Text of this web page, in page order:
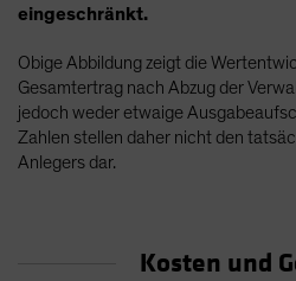
eingeschränkt.
Obige Abbildung zeigt die
Gesamtertrag nach Abzug der
jedoch weder etwaige
Zahlen stellen daher nicht den
Anlegers dar.
Kosten und